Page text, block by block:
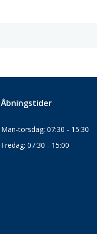
Åbningstider
Man-torsdag: 07:30 - 15:30
Fredag: 07:30 - 15:00